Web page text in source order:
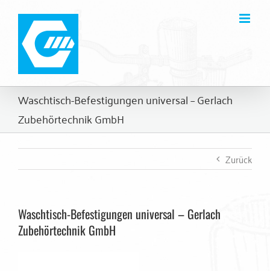
Inhalt
springen
Waschtisch-Befestigungen universal – Gerlach
Zubehörtechnik GmbH
Zurück
Waschtisch-Befestigungen universal – Gerlach
Zubehörtechnik GmbH